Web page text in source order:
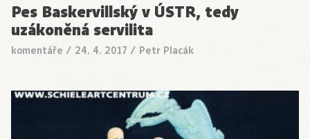
Pes Baskervillský v ÚSTR, tedy
uzákoněná servilita
komentáře / 24. 4. 2017 / Petr Placák